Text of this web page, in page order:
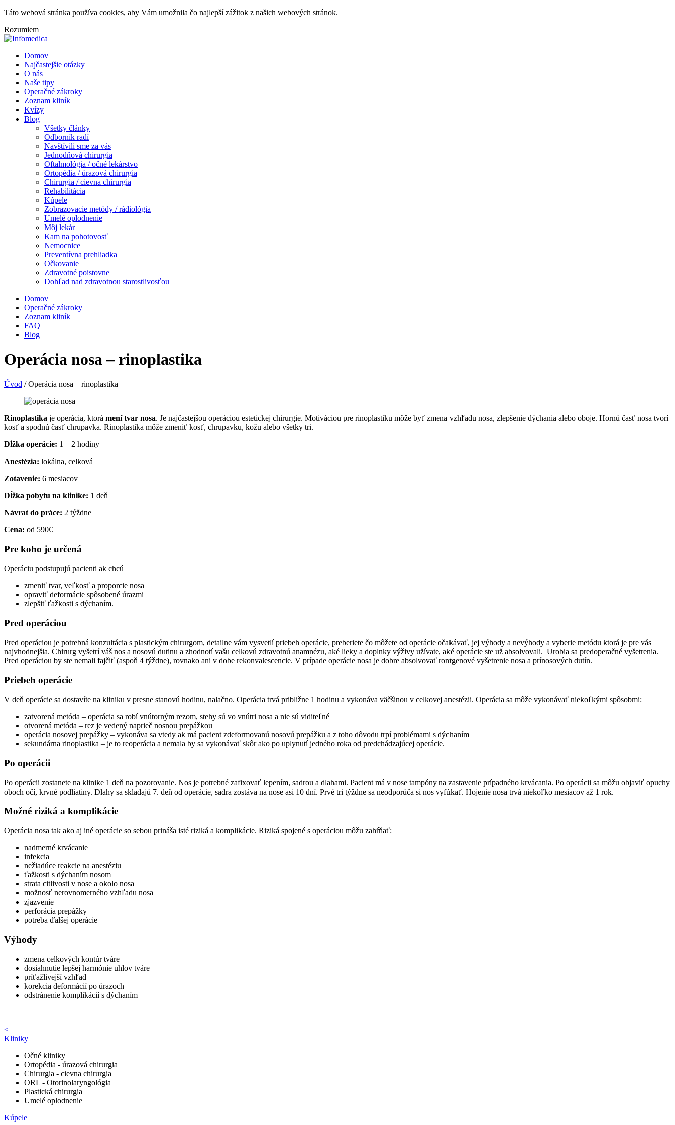
Táto webová stránka používa cookies, aby Vám umožnila čo najlepší zážitok z našich webových stránok.
Rozumiem
Domov
Najčastejšie otázky
O nás
Naše tipy
Operačné zákroky
Zoznam kliník
Kvízy
Blog
Všetky články
Odborník radí
Navštívili sme za vás
Jednodňová chirurgia
Oftalmológia / očné lekárstvo
Ortopédia / úrazová chirurgia
Chirurgia / cievna chirurgia
Rehabilitácia
Kúpele
Zobrazovacie metódy / rádiológia
Umelé oplodnenie
Môj lekár
Kam na pohotovosť
Nemocnice
Preventívna prehliadka
Očkovanie
Zdravotné poistovne
Dohľad nad zdravotnou starostlivosťou
Domov
Operačné zákroky
Zoznam kliník
FAQ
Blog
Operácia nosa – rinoplastika
Úvod /Operácia nosa – rinoplastika
Rinoplastika je operácia, ktorá mení tvar nosa. Je najčastejšou operáciou estetickej chirurgie. Motiváciou pre rinoplastiku môže byť zmena vzhľadu nosa, zlepšenie dýchania alebo oboje. Hornú časť nosa tvorí
kosť a spodnú časť chrupavka. Rinoplastika môže zmeniť kosť, chrupavku, kožu alebo všetky tri.
Dĺžka operácie: 1 – 2 hodiny
Anestézia: lokálna, celková
Zotavenie: 6 mesiacov
Dĺžka pobytu na klinike: 1 deň
Návrat do práce: 2 týždne
Cena: od 590€
Pre koho je určená
Operáciu podstupujú pacienti ak chcú
zmeniť tvar, veľkosť a proporcie nosa
opraviť deformácie spôsobené úrazmi
zlepšiť ťažkosti s dýchaním.
Pred operáciou
Pred operáciou je potrebná konzultácia s plastickým chirurgom, detailne vám vysvetlí priebeh operácie, preberiete čo môžete od operácie očakávať, jej výhody a nevýhody a vyberie metódu ktorá je pre vás
najvhodnejšia. Chirurg vyšetrí váš nos a nosovú dutinu a zhodnotí vašu celkovú zdravotnú anamnézu, aké lieky a doplnky výživy užívate, aké operácie ste už absolvovali. Urobia sa predoperačné vyšetrenia.
Pred operáciou by ste nemali fajčiť (aspoň 4 týždne), rovnako ani v dobe rekonvalescencie. V prípade operácie nosa je dobre absolvovať rontgenové vyšetrenie nosa a prínosových dutín.
Priebeh operácie
V deň operácie sa dostavíte na kliniku v presne stanovú hodinu, nalačno. Operácia trvá približne 1 hodinu a vykonáva väčšinou v celkovej anestézii. Operácia sa môže vykonávať niekoľkými spôsobmi:
zatvorená metóda – operácia sa robí vnútorným rezom, stehy sú vo vnútri nosa a nie sú viditeľné
otvorená metóda – rez je vedený naprieč nosnou prepážkou
operácia nosovej prepážky – vykonáva sa vtedy ak má pacient zdeformovanú nosovú prepážku a z toho dôvodu trpí problémami s dýchaním
sekundárna rinoplastika – je to reoperácia a nemala by sa vykonávať skôr ako po uplynutí jedného roka od predchádzajúcej operácie.
Po operácii
Po operácii zostanete na klinike 1 deň na pozorovanie. Nos je potrebné zafixovať lepením, sadrou a dlahami. Pacient má v nose tampóny na zastavenie prípadného krvácania. Po operácii sa môžu objaviť opuchy
oboch očí, krvné podliatiny. Dlahy sa skladajú 7. deň od operácie, sadra zostáva na nose asi 10 dní. Prvé tri týždne sa neodporúča si nos vyfúkať. Hojenie nosa trvá niekoľko mesiacov až 1 rok.
Možné riziká a komplikácie
Operácia nosa tak ako aj iné operácie so sebou prináša isté riziká a komplikácie. Riziká spojené s operáciou môžu zahŕňať:
nadmerné krvácanie
infekcia
nežiadúce reakcie na anestéziu
ťažkosti s dýchaním nosom
strata citlivosti v nose a okolo nosa
možnosť nerovnomerného vzhľadu nosa
zjazvenie
perforácia prepážky
potreba ďalšej operácie
Výhody
zmena celkových kontúr tváre
dosiahnutie lepšej harmónie uhlov tváre
príťažlivejší vzhľad
korekcia deformácií po úrazoch
odstránenie komplikácií s dýchaním
<
Kliniky
Očné kliniky
Ortopédia - úrazová chirurgia
Chirurgia - cievna chirurgia
ORL - Otorinolaryngológia
Plastická chirurgia
Umelé oplodnenie
Kúpele